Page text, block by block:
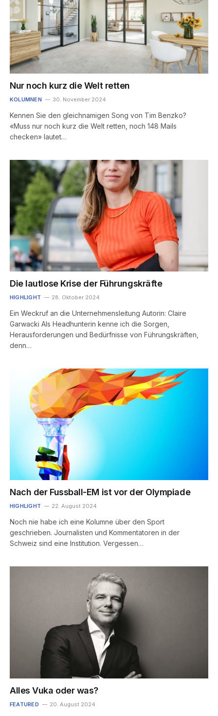
Nur noch kurz die Welt retten
KOLUMNEN 30. November 2024
Kennen Sie den gleichnamigen Song von Tim Benzko?
«Muss nur noch kurz die Welt retten, noch 148 Mails
checken» lautet…
Die lautlose Krise der Führungskräfte
HIGHLIGHT 28. Oktober 2024
Ein Weckruf an die Unternehmensleitung Autorin: Claire
Garwacki Als Headhunterin kenne ich die Sorgen,
Herausforderungen und Bedürfnisse von Führungskräften,
denn…
Nach der Fussball-EM ist vor der Olympiade
HIGHLIGHT 22. August 2024
Noch nie habe ich eine Kolumne über den Sport
geschrieben. Journalisten und Kommentatoren in der
Schweiz sind eine Institution. Vergessen…
Alles Vuka oder was?
FEATURED 20. August 2024